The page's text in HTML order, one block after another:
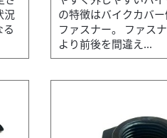
況
の特徴はバイクカバ
ファスナー。 ファス
より前後を間違え...